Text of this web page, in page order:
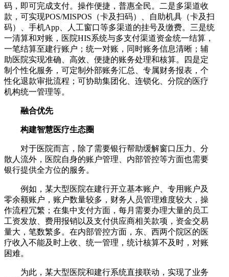
码，即可完成支付。操作便捷，普惠全民。二是多渠道收
款，可实现POS/MISPOS（卡及扫码）、自助机具（卡及扫
码）、手机App、人工窗口等多渠道的挂号及缴费。三是统
一清算和对账，医院HIS系统与多支付渠道资金统一结算，
一笔结算至建行账户；统一对账，同时账务信息清晰；辅
助医院实现准确、高效、便捷的账务处理和核算。四是定
制个性化服务，可定制外部账务汇总、专属财务报表，个
性化退款审批流程；可协助集团化、连锁化、分院的医疗
机构统一管理等。
融合优先
构建智慧医疗生态圈
对于医院而言，除了需要银行帮助缓解窗口压力、分
散人流外，医院自身的账户管理、内部管控等方面也需要
银行提供全方位的服务。
例如，某大型医院在建行开立基本账户、专用账户及
零余额账户，账户数量较多，财务人员管理难度较大，操
作流程冗繁；在集中支付方面，每月需要办理大量的员工
工资发放、费用报销以及支付供应商相关款项，资金交易
量大，笔数繁多。在内部管控方面，东、西两个院区的医
疗收入不能及时上收、统一管理，统计核算不及时，对账
困难。
为此，某大型医院和建行系统直接联动，实现了业务